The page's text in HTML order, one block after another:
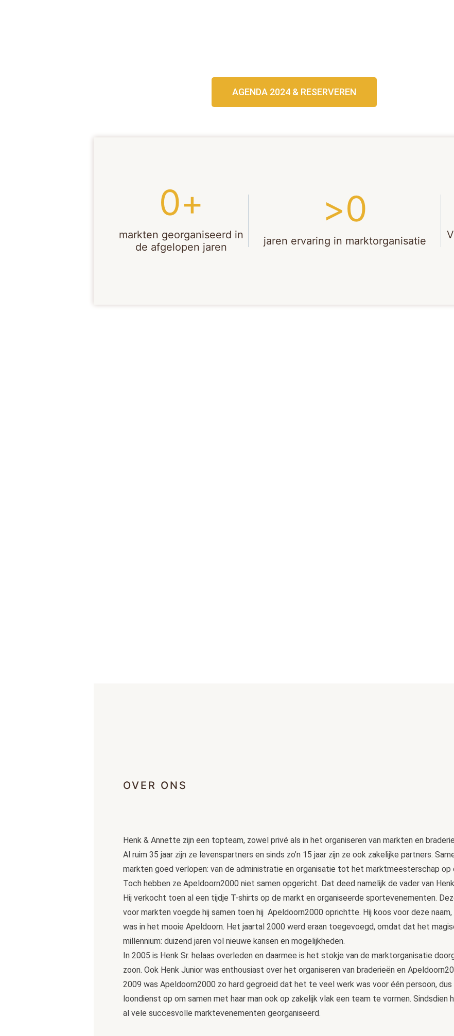
AGENDA 2024 & RESERVEREN
markten georganiseerd in
de afgelopen jaren
0+
jaren ervaring in marktorganisatie
>0
OVER ONS
Henk & Annette zijn een topteam, zowel privé als in het organiseren van markten en
Al ruim 35 jaar zijn ze levenspartners en sinds zo’n 15 jaar zijn ze ook zakelijke partners.
markten goed verlopen: van de administratie en organisatie tot het marktmeesterschap op
Toch hebben ze Apeldoorn2000 niet samen opgericht. Dat deed namelijk de vader van Henk,
Hij verkocht toen al een tijdje T-shirts op de markt en organiseerde sportevenementen.
voor markten voegde hij samen toen hij Apeldoorn2000 oprichtte. Hij koos voor deze
was in het mooie Apeldoorn. Het jaartal 2000 werd eraan toegevoegd, omdat dat het
millennium: duizend jaren vol nieuwe kansen en mogelijkheden.
In 2005 is Henk Sr. helaas overleden en daarmee is het stokje van de marktorganisatie
zoon. Ook Henk Junior was enthousiast over het organiseren van braderieën en
2009 was Apeldoorn2000 zo hard gegroeid dat het te veel werk was voor één persoon,
loondienst op om samen met haar man ook op zakelijk vlak een team te vormen. Sindsdien
al vele succesvolle marktevenementen georganiseerd.